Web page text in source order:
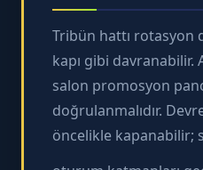
Tribün hattı rotasyon
kapı gibi
salon promosyon
doğrulanmalıdır.
öncelikle kapanabilir;